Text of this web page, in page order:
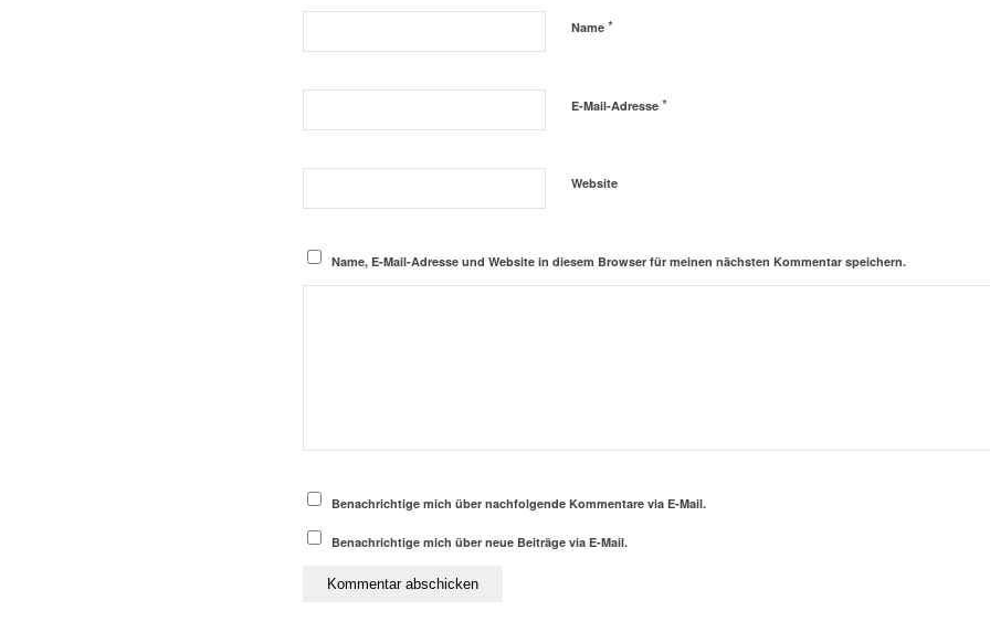
Name *
E-Mail-Adresse *
Website
Name, E-Mail-Adresse und Website in diesem Browser für meinen nächsten Kommentar speichern.
Benachrichtige mich über nachfolgende Kommentare via E-Mail.
Benachrichtige mich über neue Beiträge via E-Mail.